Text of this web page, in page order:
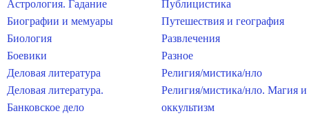
Астрология. Гадание
Биографии и мемуары
Биология
Боевики
Деловая литература
Деловая литература.
Банковское дело
Публицистика
Путешествия и география
Развлечения
Разное
Религия/мистика/нло
Религия/мистика/нло. Магия и
оккультизм